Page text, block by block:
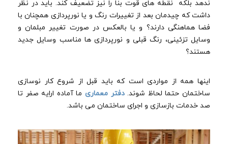
ندهد بلکه نقطه های قوت بنا را نیز تضعیف کند. باید در نظر
داشت که چیدمان بعد از تغییرات رنگ و یا نورپردازی همچنان با
فضا هماهنگی دارند؟ و یا بالعکس در صورت تغییر مبلمان و
وسایل تزئینی، رنگ قبلی و نورپردازی ها مناسب وسایل جدید
هستند؟
اینها همه از مواردی است که باید قبل از شروع کار نوسازی
ساختمان حتما لحاظ شوند.دفتر معماری ما آماده ارایه صفر تا
صد خدمات بازسازی و اجرای ساختمان می باشد.